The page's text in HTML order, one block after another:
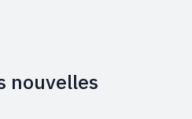
nouvelles